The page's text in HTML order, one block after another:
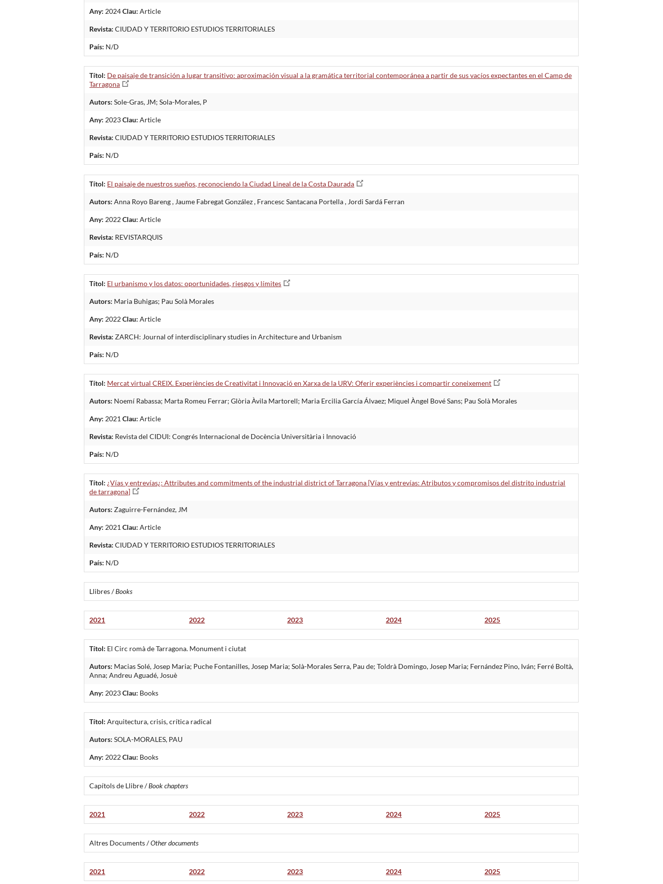
Any: 2024Clau: Article
Revista: CIUDAD Y TERRITORIO ESTUDIOS TERRITORIALES
País: N/D
Títol: De paisaje de transición a lugar transitivo: aproximación visual a la gramática territorial contemporánea a partir de sus vacíos expectantes en el Camp de
Tarragona
Autors: Sole-Gras, JM; Sola-Morales, P
Any: 2023Clau: Article
Revista: CIUDAD Y TERRITORIO ESTUDIOS TERRITORIALES
País: N/D
Títol: El paisaje de nuestros sueños, reconociendo la Ciudad Lineal de la Costa Daurada
Autors: Anna Royo Bareng , Jaume Fabregat González , Francesc Santacana Portella , Jordi Sardá Ferran
Any: 2022Clau: Article
Revista: REVISTARQUIS
País: N/D
Títol: El urbanismo y los datos: oportunidades, riesgos y límites
Autors: Maria Buhigas; Pau Solà Morales
Any: 2022Clau: Article
Revista: ZARCH: Journal of interdisciplinary studies in Architecture and Urbanism
País: N/D
Títol: Mercat virtual CREIX. Experiències de Creativitat i Innovació en Xarxa de la URV: Oferir experiències i compartir coneixement
Autors: Noemí Rabassa; Marta Romeu Ferrar; Glòria Àvila Martorell; Maria Ercilia García Álvaez; Miquel Àngel Bové Sans; Pau Solà Morales
Any: 2021Clau: Article
Revista: Revista del CIDUI: Congrés Internacional de Docència Universitària i Innovació
País: N/D
Títol:¿Vías y entrevías¿: Attributes and commitments of the industrial district of Tarragona [Vías y entrevías: Atributos y compromisos del distrito industrial
de tarragona]
Autors: Zaguirre-Fernández, JM
Any: 2021Clau: Article
Revista: CIUDAD Y TERRITORIO ESTUDIOS TERRITORIALES
País: N/D
Llibres /Books
2021 2022 2023 2024 2025
Títol: El Circ romà de Tarragona. Monument i ciutat
Autors: Macias Solé, Josep Maria; Puche Fontanilles, Josep Maria; Solà-Morales Serra, Pau de; Toldrà Domingo, Josep Maria; Fernández Pino, Iván; Ferré Boltà,
Anna; Andreu Aguadé, Josuè
Any: 2023Clau: Books
Títol: Arquitectura, crisis, crítica radical
Autors: SOLA-MORALES, PAU
Any: 2022Clau: Books
Capítols de Llibre /Book chapters
2021 2022 2023 2024 2025
Altres Documents /Other documents
2021 2022 2023 2024 2025